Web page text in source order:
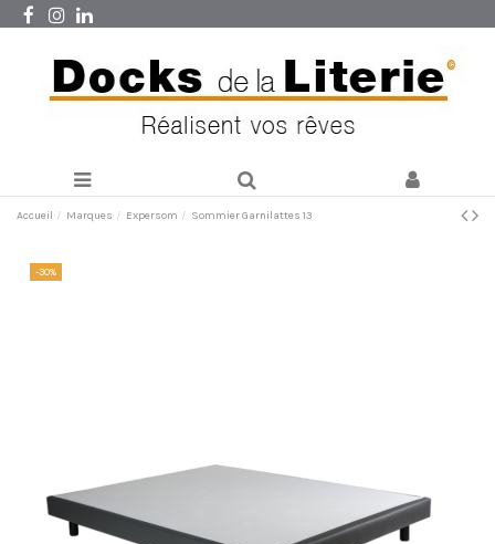
Accueil Marques Expersom Sommier Garnilattes 13
-30%